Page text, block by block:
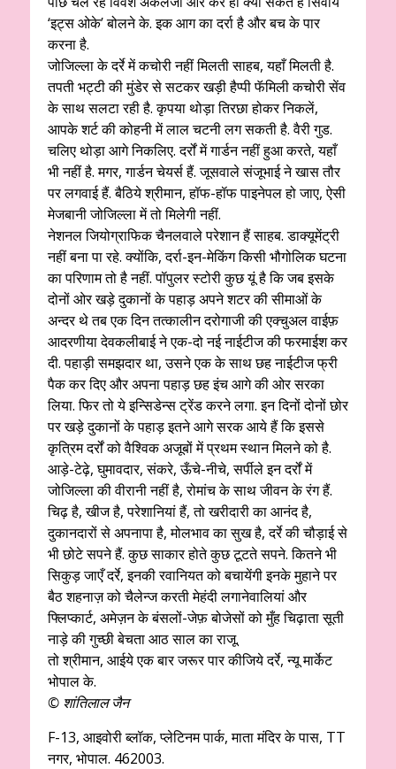
‘इट्स ओके’ बोलने के. इक आग का दर्रा है और बच के पार
करना है.
जोजिल्ला के दर्रे में कचोरी नहीं मिलती साहब, यहाँ मिलती है.
तपती भट्टी की मुंडेर से सटकर खड़ी हैप्पी फॅमिली कचोरी सेंव
के साथ सलटा रही है. कृपया थोड़ा तिरछा होकर निकलें,
आपके शर्ट की कोहनी में लाल चटनी लग सकती है. वैरी गुड.
चलिए थोड़ा आगे निकलिए. दर्रों में गार्डन नहीं हुआ करते, यहाँ
भी नहीं है. मगर, गार्डन चेयर्स हैं. जूसवाले संजूभाई ने खास तौर
पर लगवाई हैं. बैठिये श्रीमान, हॉफ-हॉफ पाइनेपल हो जाए, ऐसी
मेजबानी जोजिल्ला में तो मिलेगी नहीं.
नेशनल जियोग्राफिक चैनलवाले परेशान हैं साहब. डाक्यूमेंट्री
नहीं बना पा रहे. क्योंकि, दर्रा-इन-मेकिंग किसी भौगोलिक घटना
का परिणाम तो है नहीं. पॉपुलर स्टोरी कुछ यूं है कि जब इसके
दोनों ओर खड़े दुकानों के पहाड़ अपने शटर की सीमाओं के
अन्दर थे तब एक दिन तत्कालीन दरोगाजी की एक्चुअल वाईफ़
आदरणीया देवकलीबाई ने एक-दो नई नाईटीज की फरमाईश कर
दी. पहाड़ी समझदार था, उसने एक के साथ छह नाईटीज फ्री
पैक कर दिए और अपना पहाड़ छह इंच आगे की ओर सरका
लिया. फिर तो ये इन्सिडेन्स ट्रेंड करने लगा. इन दिनों दोनों छोर
पर खड़े दुकानों के पहाड़ इतने आगे सरक आये हैं कि इससे
कृत्रिम दर्रों को वैश्विक अजूबों में प्रथम स्थान मिलने को है.
आड़े-टेढ़े, घुमावदार, संकरे, ऊँचे-नीचे, सर्पीले इन दर्रों में
जोजिल्ला की वीरानी नहीं है, रोमांच के साथ जीवन के रंग हैं.
चिढ़ है, खीज है, परेशानियां हैं, तो खरीदारी का आनंद है,
दुकानदारों से अपनापा है, मोलभाव का सुख है, दर्रे की चौड़ाई से
भी छोटे सपने हैं. कुछ साकार होते कुछ टूटते सपने. कितने भी
सिकुड़ जाएँ दर्रे, इनकी रवानियत को बचायेंगी इनके मुहाने पर
बैठ शहनाज़ को चैलेन्ज करती मेहंदी लगानेवालियां और
फ्लिप्कार्ट, अमेज़न के बंसलों-जेफ़ बोजेसों को मुँह चिढ़ाता सूती
नाड़े की गुच्छी बेचता आठ साल का राजू.
तो श्रीमान, आईये एक बार जरूर पार कीजिये दर्रे, न्यू मार्केट
भोपाल के.
© शांतिलाल जैन
F-13, आइवोरी ब्लॉक, प्लेटिनम पार्क, माता मंदिर के पास, TT
नगर, भोपाल. 462003.